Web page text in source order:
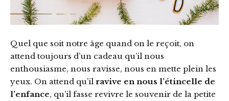
Quel que soit notre âge quand on le reçoit, on
attend toujours d’un cadeau qu’il nous
enthousiasme, nous ravisse, nous en mette plein les
yeux. On attend qu’il ravive en nous l’étincelle de
l’enfance, qu’il fasse revivre le souvenir de la petite